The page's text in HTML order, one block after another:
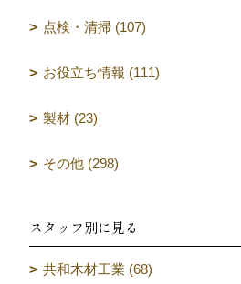
点検・清掃 (107)
お役立ち情報 (111)
製材 (23)
その他 (298)
スタッフ別に見る
共和木材工業 (68)